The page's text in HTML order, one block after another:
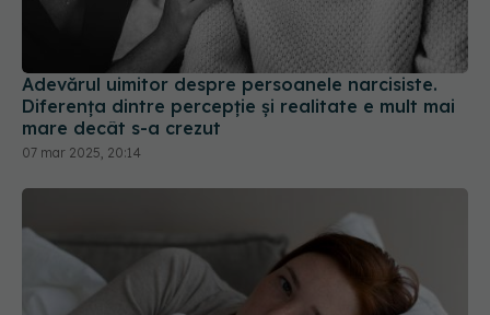
Adevărul uimitor despre persoanele narcisiste.
Diferența dintre percepție și realitate e mult mai
mare decât s-a crezut
07 mar 2025, 20:14